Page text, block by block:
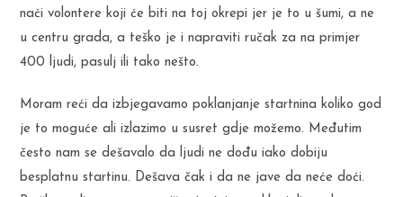
naći volontere koji će biti na toj okrepi jer je to u šumi, a ne
u centru grada, a teško je i napraviti ručak za na primjer
400 ljudi, pasulj ili tako nešto.
Moram reći da izbjegavamo poklanjanje startnina koliko god
je to moguće ali izlazimo u susret gdje možemo. Međutim
često nam se dešavalo da ljudi ne dođu iako dobiju
besplatnu startinu. Dešava čak i da ne jave da neće doći.